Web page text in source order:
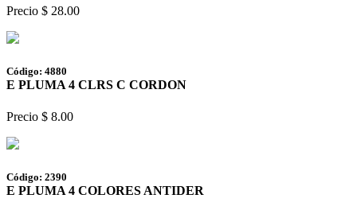
Precio $ 28.00
Código: 4880
E PLUMA 4 CLRS C CORDON
Precio $ 8.00
Código: 2390
E PLUMA 4 COLORES ANTIDER